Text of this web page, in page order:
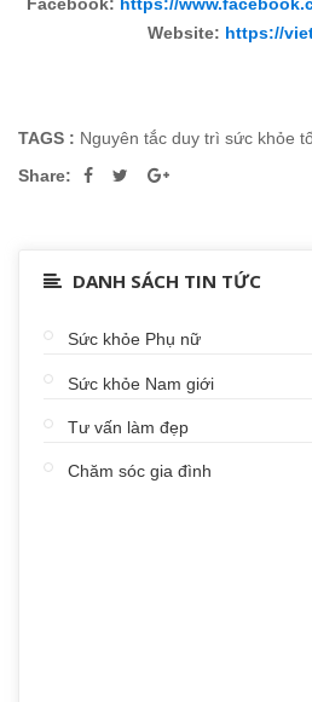
Website: https://
TAGS : Nguyên tắc duy trì sức khỏe
Share:
DANH SÁCH TIN TỨC
Sức khỏe Phụ nữ
Sức khỏe Nam giới
Tư vấn làm đẹp
Chăm sóc gia đình